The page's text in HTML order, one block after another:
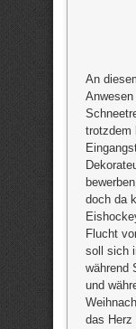
An
Anwesen
trotzdem
doch da
Flucht
soll sich
während
und
das